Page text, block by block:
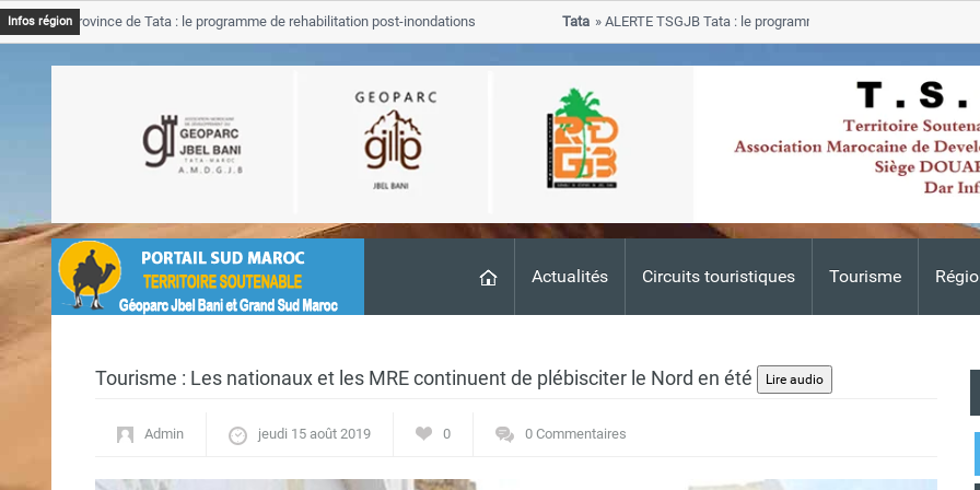
Actualités Circuits touristiques Tourisme
Infos régionProvince de Tata : le programme de rehabilitation post-inondations
ALERTE TSGJB Tata : le programme de rehabilitation post-
progresse dans les zones sinistrees
Tourisme : Les nationaux et les MRE continuent de plébisciter le Nord en été
Admin jeudi 15 août 2019 0 0 Commentaires